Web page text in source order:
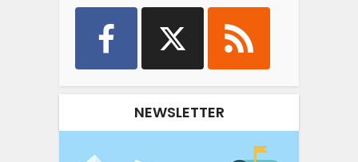
NEWSLETTER